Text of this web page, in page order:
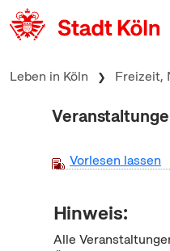
zum Inhalt springen
Leben in Köln Freizeit,
Vorlesen lassen
Hinweis:
Alle